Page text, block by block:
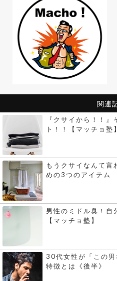
関連
『クサイから！！
ト！！【マッチョ塾】
もうクサイなんて言
めの3つのアイテム
男性のミドル臭！自
【マッチョ塾】
30代女性が「この
特徴とは《後半》